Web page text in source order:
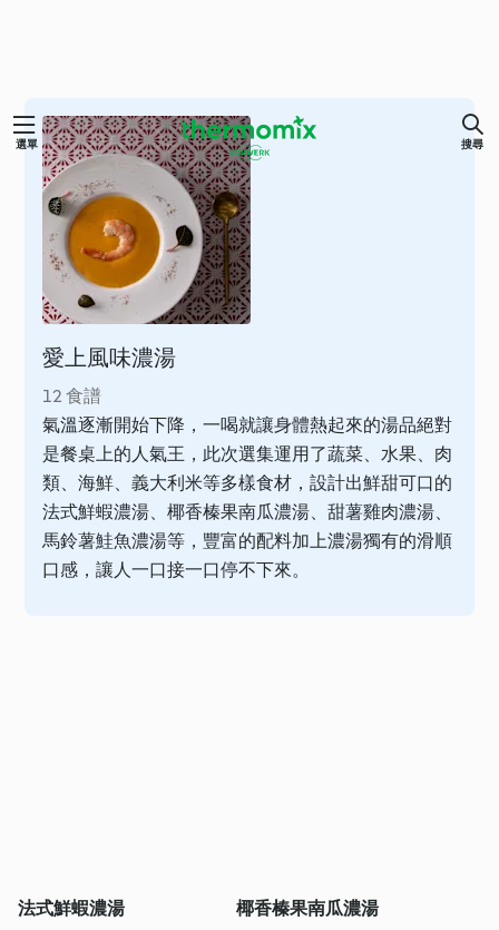
跳選單 搜尋
愛上風味濃湯
12 食譜
氣溫逐漸開始下降，一喝就讓身體熱起來的湯品絕對
是餐桌上的人氣王，此次選集運用了蔬菜、水果、肉
類、海鮮、義大利米等多樣食材，設計出鮮甜可口的
法式鮮蝦濃湯、椰香榛果南瓜濃湯、甜薯雞肉濃湯、
馬鈴薯鮭魚濃湯等，豐富的配料加上濃湯獨有的滑順
口感，讓人一口接一口停不下來。
法式鮮蝦濃湯 椰香榛果南瓜濃湯